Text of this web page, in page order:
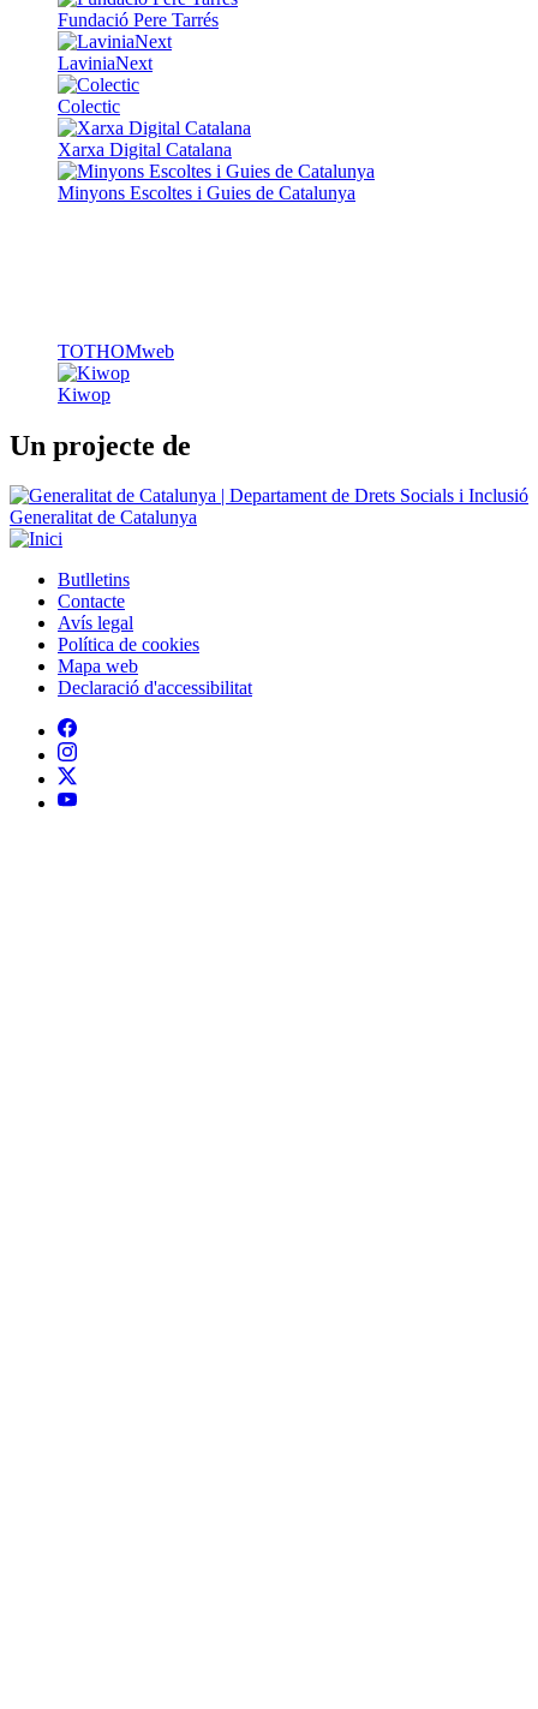
Fundació Pere Tarrés
LaviniaNext
Colectic
Xarxa Digital Catalana
Minyons Escoltes i Guies de Catalunya
TOTHOMweb
Kiwop
Un projecte de
Generalitat de Catalunya
Peu
Butlletins
Contacte
Avís legal
Política de cookies
Mapa web
Declaració d'accessibilitat